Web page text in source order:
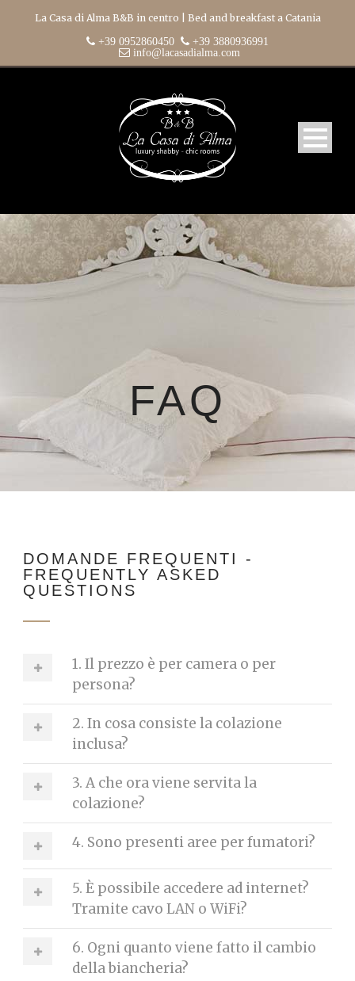
La Casa di Alma B&B in centro | Bed and breakfast a Catania
+39 0952860450
+39 3880936991
info@lacasadialma.com
FAQ
DOMANDE FREQUENTI -
FREQUENTLY ASKED
QUESTIONS
1. Il prezzo è per camera o per
persona?
2. In cosa consiste la colazione
inclusa?
3. A che ora viene servita la
colazione?
4. Sono presenti aree per fumatori?
5. È possibile accedere ad internet?
Tramite cavo LAN o WiFi?
6. Ogni quanto viene fatto il cambio
della biancheria?